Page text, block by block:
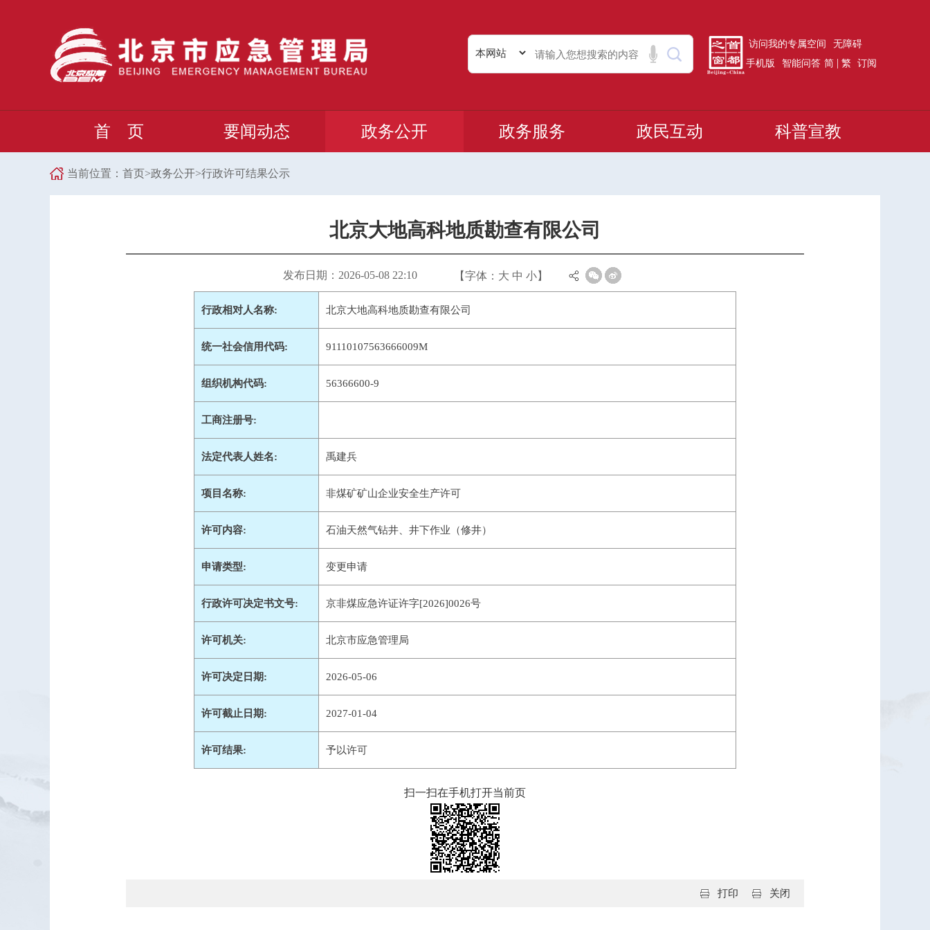
访问我的专属空间
无障碍
手机版
智能问答 简 | 繁 订阅
首 页 要闻动态 政务公开 政务服务 政民互动 科普宣教
当前位置： 首页>政务公开>行政许可结果公示
北京大地高科地质勘查有限公司
发布日期：2026-05-08 22:10 【字体： 大 中 小】
行政相对人名称: 北京大地高科地质勘查有限公司
统一社会信用代码: 91110107563666009M
组织机构代码: 56366600-9
工商注册号:
法定代表人姓名: 禹建兵
项目名称: 非煤矿矿山企业安全生产许可
许可内容: 石油天然气钻井、井下作业（修井）
申请类型: 变更申请
行政许可决定书文号: 京非煤应急许证许字[2026]0026号
许可机关: 北京市应急管理局
许可决定日期: 2026-05-06
许可截止日期: 2027-01-04
许可结果: 予以许可
扫一扫在手机打开当前页
关闭
打印